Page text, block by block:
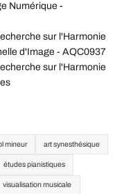
Numérique -
sur l'Harmonie
d'Image - AQC0937
sur l'Harmonie
mineur art synesthésique
études pianistiques
visualisation musicale